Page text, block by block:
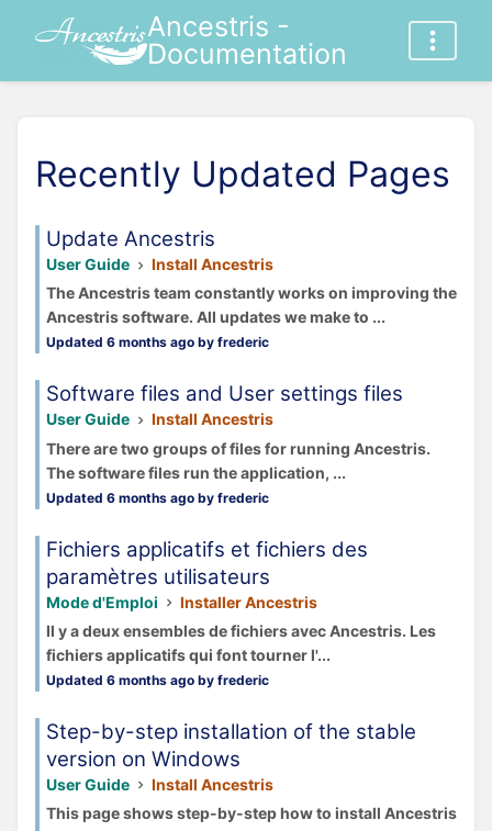
Ancestris -
Documentation
Recently Updated Pages
Update Ancestris
User Guide
Install Ancestris
The Ancestris team constantly works on improving the
Ancestris software. All updates we make to ...
Updated 6 months ago by frederic
Software files and User settings files
User Guide
Install Ancestris
There are two groups of files for running Ancestris.
The software files run the application, ...
Updated 6 months ago by frederic
Fichiers applicatifs et fichiers des
paramètres utilisateurs
Mode d'Emploi
Installer Ancestris
Il y a deux ensembles de fichiers avec Ancestris. Les
fichiers applicatifs qui font tourner l'...
Updated 6 months ago by frederic
Step-by-step installation of the stable
version on Windows
User Guide
Install Ancestris
This page shows step-by-step how to install Ancestris